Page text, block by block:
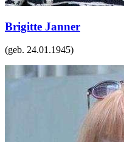
Brigitte Janner
(geb. 24.01.1945)